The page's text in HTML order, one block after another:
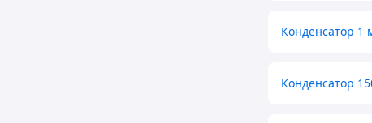
Конденсатор 1
Конденсатор